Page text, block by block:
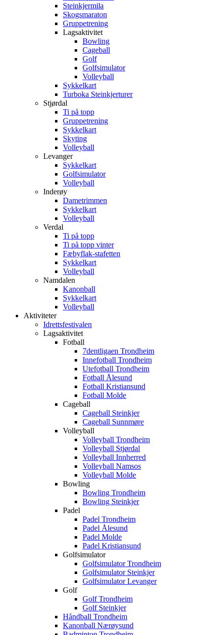
Steinkjermila
Skogsmaraton
Gruppetrening
Lagsaktivitet
Bowling
Cageball
Golf
Golfsimulator
Volleyball
Sykkelkart
Turboka Steinkjerturer
Stjørdal
Ti på topp
Gruppetrening
Sykkelkart
Skyting
Volleyball
Levanger
Sykkelkart
Golfsimulator
Volleyball
Inderøy
Dametrimmen
Sykkelkart
Volleyball
Verdal
Ti på topp
Ti på topp vinter
Fæbyflak-stafetten
Sykkelkart
Volleyball
Namdalen
Kanonball
Sykkelkart
Volleyball
Aktiviteter
Idrettsfestivalen
Lagsaktivitet
Fotball
7dentligaen Trondheim
Innefotball Trondheim
Utefotball Trondheim
Fotball Ålesund
Fotball Kristiansund
Fotball Molde
Cageball
Cageball Steinkjer
Cageball Sunnmøre
Volleyball
Volleyball Trondheim
Volleyball Stjørdal
Volleyball Innherred
Volleyball Namsos
Volleyball Molde
Bowling
Bowling Trondheim
Bowling Steinkjer
Padel
Padel Trondheim
Padel Ålesund
Padel Molde
Padel Kristiansund
Golfsimulator
Golfsimulator Trondheim
Golfsimulator Steinkjer
Golfsimulator Levanger
Golf
Golf Trondheim
Golf Steinkjer
Håndball Trondheim
Kanonball Nærøysund